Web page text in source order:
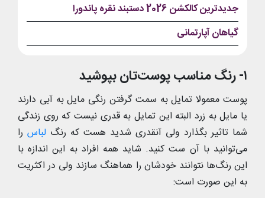
جدیدترین کالکشن 2026 دستبند نقره پاندورا
گیاهان آپارتمانی
۱- رنگ مناسب پوست‌تان بپوشید
پوست معمولا تمایل به سمت گرفتن رنگی مایل به آبی دارند
یا مایل به زرد البته این تمایل به قدری نیست که روی زندگی
شما تاثیر بگذارد ولی آنقدری شدید هست که رنگ لباس را
می‌توانید با آن ست کنید. شاید همه افراد به این اندازه با
این رنگ‌ها نتوانند خودشان را هماهنگ سازند ولی در اکثریت
به این صورت است: